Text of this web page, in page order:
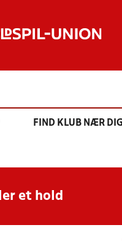
FIND KLUB NÆR DIG
et hold